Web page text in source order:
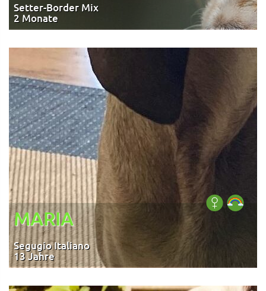
Setter-Border Mix
2 Monate
MARIA
Segugio Italiano
13 Jahre